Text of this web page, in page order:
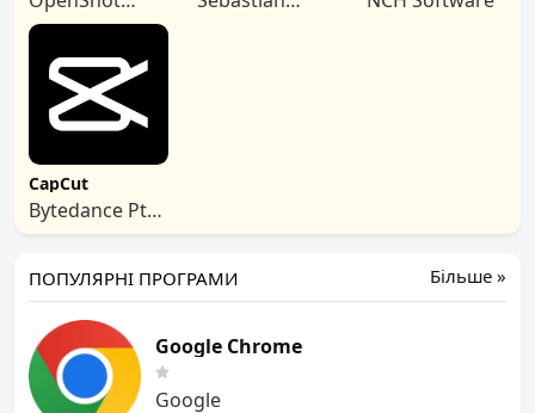
Studios, LLC
CapCut
Bytedance Pte.
Більше »
ПОПУЛЯРНІ ПРОГРАМИ
Google Chrome
Google